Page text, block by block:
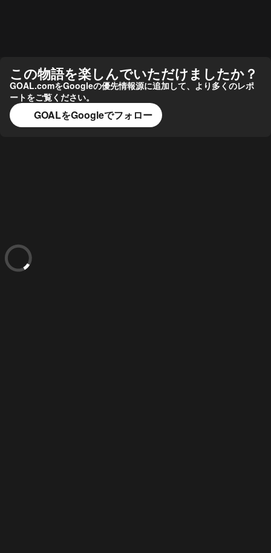
この物語を楽しんでいただけましたか？
GOAL.comをGoogleの優先情報源に追加して、より多くのレポ
ートをご覧ください。
GOALをGoogleでフォロー